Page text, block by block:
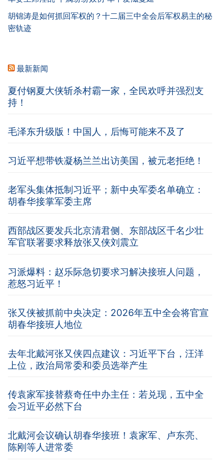
胡锦涛是如何抓回军权的？十二届三中全会后军权易主的秘
密轨迹
最新新闻
夏付钢夏大侠斩杀村霸一家，全民欢呼并强烈支
持！
毛泽东升级版！中国人，后悔可能来不及了
习近平想带铁凝杨兰兰出访美国，被元老拒绝！
老军头集体抵制习近平；新中央军委名单确立：
胡春华接掌军委主席
西部战区要发兵北京清君侧、东部战区千名少壮
军官联署要求释放张又侠刘震立
习派爆料：赵乐际急切要求习解决接班人问题，
惹怒习近平！
张又侠被抓前中央决定：2026年五中全会将官宣
胡春华接班人地位
去年北戴河张又侠四点建议：习近平下台，汪洋
上位，政治局常委和委员选举产生
传袁家军接替蔡奇任中办主任：若兑现，五中全
会习近平必然下台
北戴河会议确认胡春华接班！袁家军、卢东亮、
陈刚等人进常委